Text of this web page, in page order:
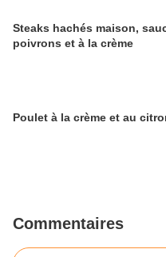
Steaks hachés maison,
poivrons et à la crème
Poulet à la crème et au
Commentaires